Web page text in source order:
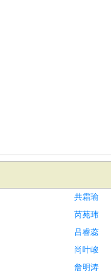
共霜瑜
芮苑玮
吕睿蕊
尚叶峻
詹明涛